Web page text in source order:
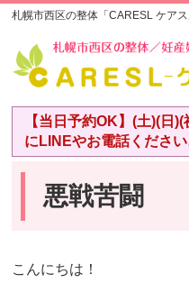
札幌市西区の整体「CARESL ケアス
【当日予約OK】(土)(日
にLINEやお電話ください
悪戦苦闘
こんにちは！